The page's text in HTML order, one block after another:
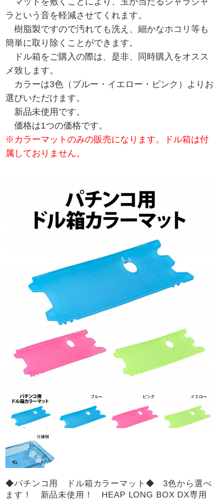
ラという音を軽減させてくれます。
樹脂製ですので汚れても洗え、細かなホコリ等も
簡単に取り除くことができます。
ドル箱をご購入の際は、是非、同時購入をオスス
メ致します。
カラーは3色（ブルー・イエロー・ピンク）よりお
選びいただけます。
新品未使用です。
価格は1つの価格です。
※カラーマットのみの販売になります。ドル箱は付
属しておりません。
◆パチンコ用 ドル箱カラーマット◆ 3色から選べ
ます！ 新品未使用！ HEAP LONG BOX DX専用